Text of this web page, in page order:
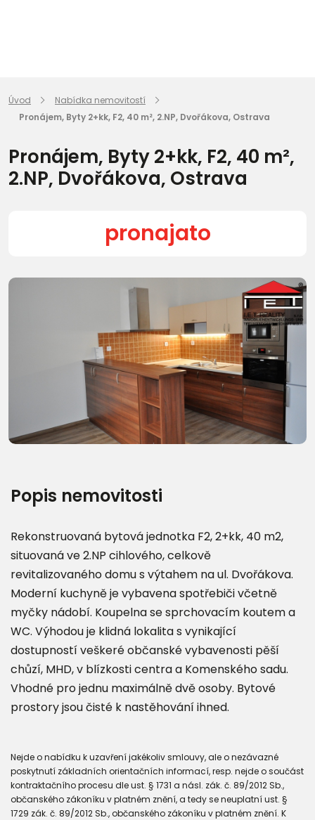
Úvod
Nabídka nemovitostí
Pronájem, Byty 2+kk, F2, 40 m², 2.NP, Dvořákova, Ostrava
Pronájem, Byty 2+kk, F2, 40 m²,
2.NP, Dvořákova, Ostrava
pronajato
Další fotografie (16)
Popis nemovitosti
Rekonstruovaná bytová jednotka F2, 2+kk, 40 m2,
situovaná ve 2.NP cihlového, celkově
revitalizovaného domu s výtahem na ul. Dvořákova.
Moderní kuchyně je vybavena spotřebiči včetně
myčky nádobí. Koupelna se sprchovacím koutem a
WC. Výhodou je klidná lokalita s vynikající
dostupností veškeré občanské vybavenosti pěší
chůzí, MHD, v blízkosti centra a Komenského sadu.
Vhodné pro jednu maximálně dvě osoby. Bytové
prostory jsou čisté k nastěhování ihned.
Nejde o nabídku k uzavření jakékoliv smlouvy, ale o nezávazné
poskytnutí základních orientačních informací, resp. nejde o součást
kontraktačního procesu dle ust. § 1731 a násl. zák. č. 89/2012 Sb.,
občanského zákoníku v platném znění, a tedy se neuplatní ust. §
1729 zák. č. 89/2012 Sb., občanského zákoníku v platném znění. K